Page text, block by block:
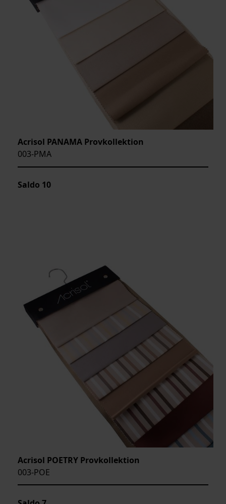
Acrisol PANAMA Provkollektion
003-PMA
Saldo 10
Acrisol POETRY Provkollektion
003-POE